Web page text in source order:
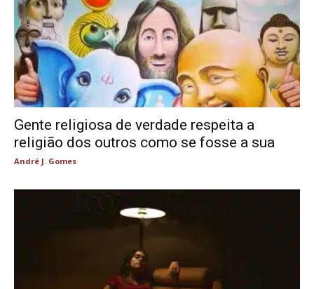
Gente religiosa de verdade respeita a
religião dos outros como se fosse a sua
André J. Gomes